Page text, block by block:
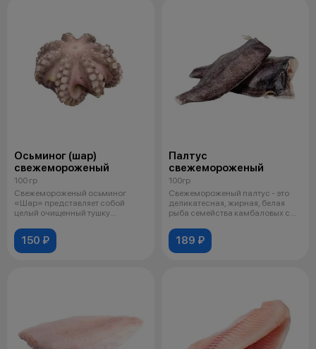
Осьминог (шар)
свежемороженый
100 гр
Свежемороженый осьминог
«Шар» представляет собой
целый очищенный тушку
150 ₽
Палтус
свежемороженый
100гр
Свежемороженый палтус - это
деликатесная, жирная, белая
рыба семейства камбаловых с
189 ₽